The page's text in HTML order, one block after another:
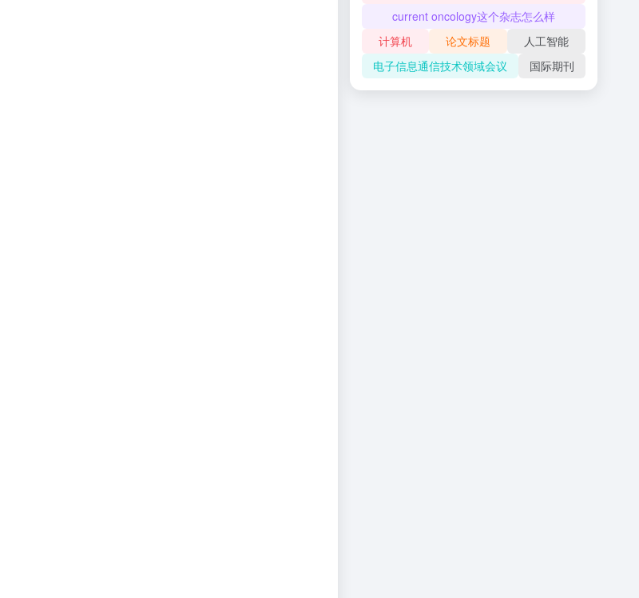
current oncology这个杂志怎么样
计算机
论文标题
人工智能
电子信息通信技术领域会议
国际期刊